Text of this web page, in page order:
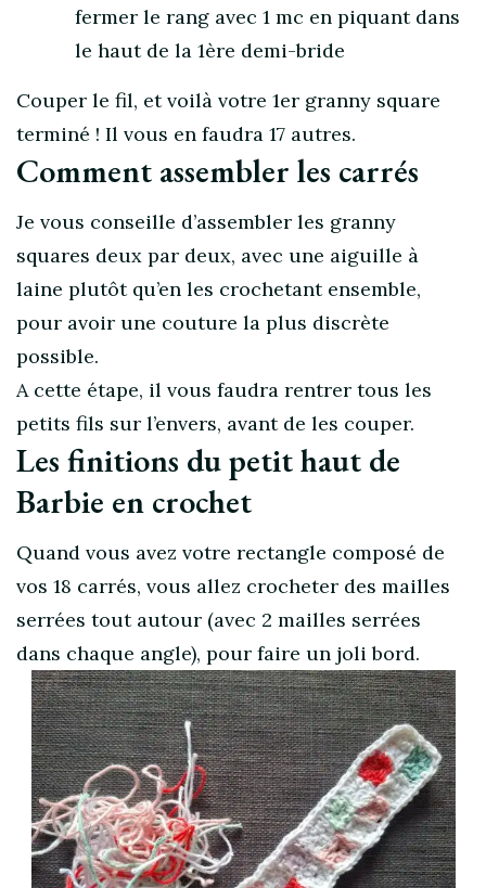
fermer le rang avec 1 mc en piquant dans
le haut de la 1ère demi-bride
Couper le fil, et voilà votre 1er granny square
terminé ! Il vous en faudra 17 autres.
Comment assembler les carrés
Je vous conseille d’assembler les granny
squares deux par deux, avec une aiguille à
laine plutôt qu’en les crochetant ensemble,
pour avoir une couture la plus discrète
possible.
A cette étape, il vous faudra rentrer tous les
petits fils sur l’envers, avant de les couper.
Les finitions du petit haut de
Barbie en crochet
Quand vous avez votre rectangle composé de
vos 18 carrés, vous allez crocheter des mailles
serrées tout autour (avec 2 mailles serrées
dans chaque angle), pour faire un joli bord.